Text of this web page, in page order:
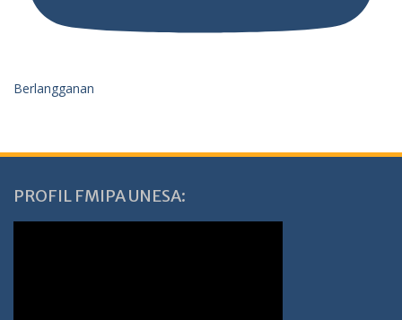
Berlangganan
PROFIL FMIPA UNESA: